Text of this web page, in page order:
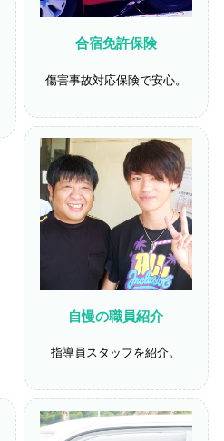
合宿免許保険
傷害事故対応保険で安心。
自慢の職員紹介
指導員スタッフを紹介。